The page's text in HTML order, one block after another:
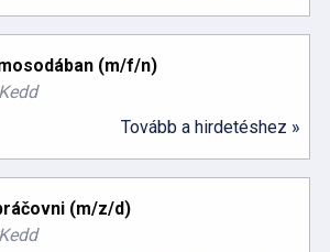
(m/f/n)
Tovább a hirdetéshez »
(m/z/d)